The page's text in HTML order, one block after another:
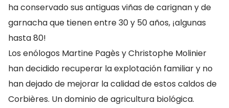
ha conservado sus antiguas viñas de carignan y de
garnacha que tienen entre 30 y 50 años, ¡algunas
hasta 80!
Los enólogos Martine Pagès y Christophe Molinier
han decidido recuperar la explotación familiar y no
han dejado de mejorar la calidad de estos caldos de
Corbières. Un dominio de agricultura biológica.